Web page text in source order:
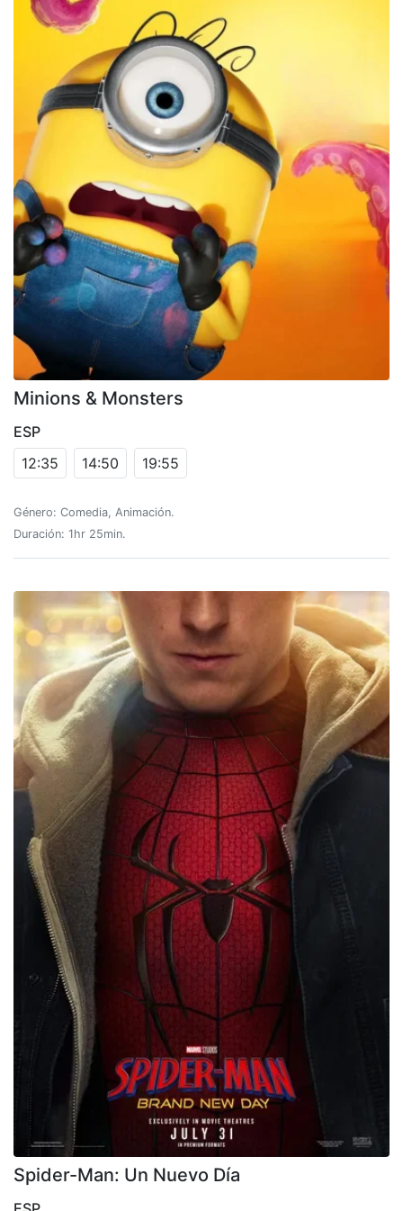
Minions & Monsters
ESP
12:35
14:50 19:55
Género: Comedia, Animación.
Duración: 1hr 25min.
Spider-Man: Un Nuevo Día